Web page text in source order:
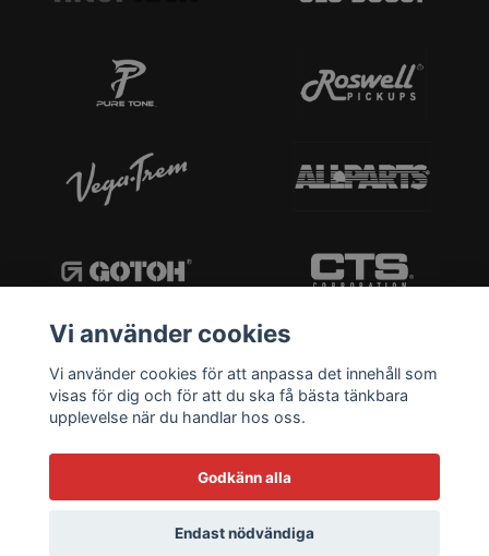
Vi använder cookies
Vi använder cookies för att anpassa det innehåll som
visas för dig och för att du ska få bästa tänkbara
upplevelse när du handlar hos oss.
Godkänn alla
Endast nödvändiga